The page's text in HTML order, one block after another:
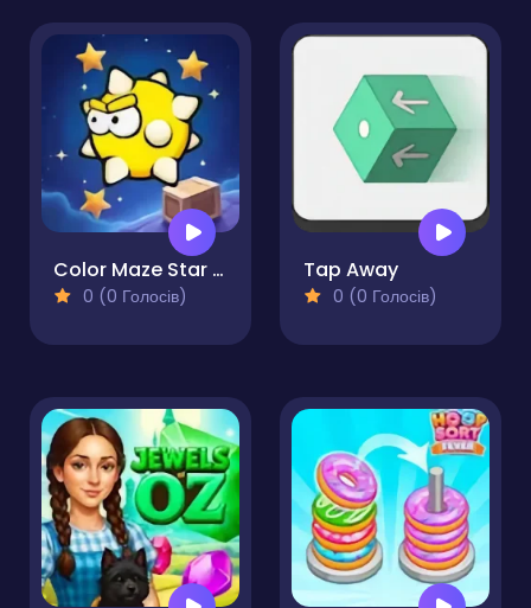
Color Maze Star Search
0 (0 Голосів)
Tap Away
0 (0 Голосів)